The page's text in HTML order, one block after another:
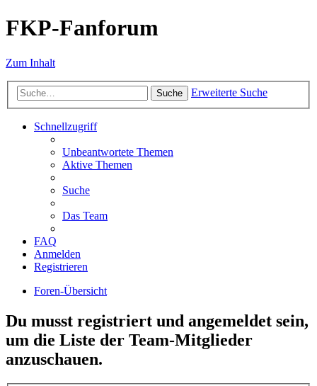
FKP-Fanforum
Zum Inhalt
Suche Erweiterte Suche
Schnellzugriff
Unbeantwortete Themen
Aktive Themen
Suche
Das Team
FAQ
Anmelden
Registrieren
Foren-Übersicht
Du musst registriert und angemeldet sein,
um die Liste der Team-Mitglieder
anzuschauen.